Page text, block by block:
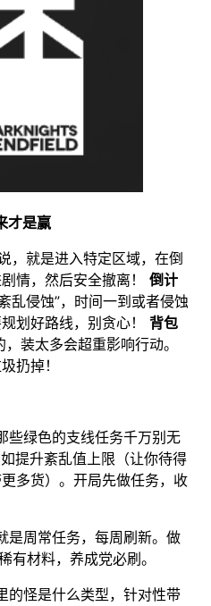
才是赢
，就是进入特定区域，在倒
情，然后安全撤离！倒计
乱侵蚀”，时间一到或者侵蚀
划好路线，别贪心！背包
装太多会超重影响行动。
扔掉！
些绿色的支线任务千万别无
提升紊乱值上限（让你待得
多货）。开局先做任务，收
是周常任务，每周刷新。做
有材料，养成党必刷。
的怪是什么类型，针对性带